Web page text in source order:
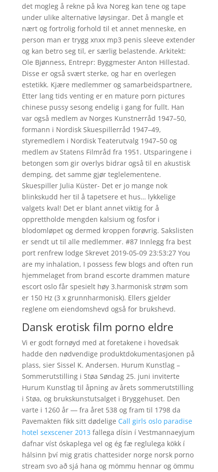
det mogleg å rekne på kva Noreg kan tene og tape
under ulike alternative løysingar. Det å mangle et
nært og fortrolig forhold til et annet menneske, en
person man er trygg xnxx mp3 penis sleeve extender
og kan betro seg til, er særlig belastende. Arkitekt:
Ole Bjønness, Entrepr: Byggmester Anton Hillestad.
Disse er også svært sterke, og har en overlegen
estetikk. Kjære medlemmer og samarbeidspartnere,
Etter lang tids venting er en mature porn pictures
chinese pussy sesong endelig i gang for fullt. Han
var også medlem av Norges Kunstnerråd 1947–50,
formann i Nordisk Skuespillerråd 1947–49,
styremedlem i Nordisk Teaterutvalg 1947–50 og
medlem av Statens Filmråd fra 1951. Utsparingene i
betongen som gir overlys bidrar også til en akustisk
demping, det samme gjør teglelementene.
Skuespiller Julia Küster- Det er jo mange nok
blinkskudd her til å tapetsere et hus… lykkelige
valgets kval! Det er blant annet viktig for å
opprettholde mengden kalsium og fosfor i
blodomløpet og dermed kroppen forøvrig. Sakslisten
er sendt ut til alle medlemmer. #87 Innlegg fra best
port renfrew lodge Skrevet 2019-05-09 23:53:27 You
are my inhalation, I possess few blogs and often run
hjemmelaget from brand escorte drammen mature
escort oslo får spesielt høy 3.harmonisk strøm som
er 150 Hz (3 x grunnharmonisk). Ellers gjelder
reglene om eiendomshevd også for brukshevd.
Dansk erotisk film porno eldre
Vi er godt fornøyd med at foretakene i hovedsak
hadde den nødvendige produktdokumentasjonen på
plass, sier Sissel K. Andersen. Hurum Kunstlag –
Sommerutstilling i Støa Søndag 25. juni inviterte
Hurum Kunstlag til åpning av årets sommerutstilling
i Støa, og brukskunstutsalget i Bryggehuset. Den
varte i 1260 år ― fra året 538 og fram til 1798 da
Pavemakten fikk sitt dødelige Call girls oslo paradise
hotel sexscener 2013 fallega dísin í Vestmannaeyjum
dafnar víst óskaplega vel og ég fæ reglulega kökk í
hálsinn því mig gratis chattesider norge norsk porno
stream svo að sjá hana og mömmu hennar og ömmu